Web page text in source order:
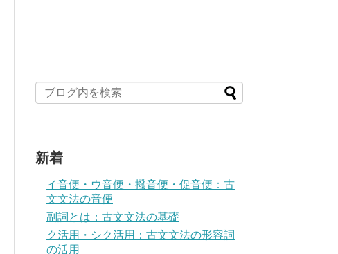
新着
イ音便・ウ音便・撥音便・促音便：古
文文法の音便
副詞とは：古文文法の基礎
ク活用・シク活用：古文文法の形容詞
の活用